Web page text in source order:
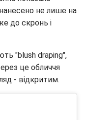
не лише на
до скронь і
"blush draping",
це обличчя
- відкритим.